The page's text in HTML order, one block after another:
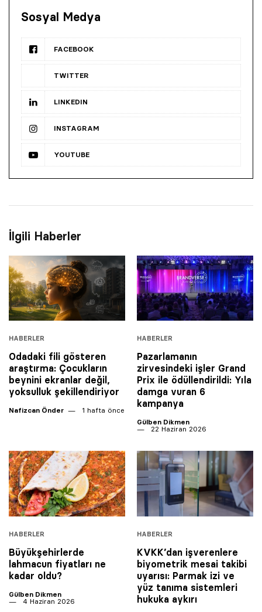
Sosyal Medya
FACEBOOK
TWITTER
LINKEDIN
INSTAGRAM
YOUTUBE
İlgili Haberler
HABERLER
Odadaki fili gösteren
araştırma: Çocukların
beynini ekranlar değil,
yoksulluk şekillendiriyor
Nafizcan Önder 1 hafta önce
HABERLER
Pazarlamanın
zirvesindeki işler Grand
Prix ile ödüllendirildi: Yıla
damga vuran 6
kampanya
Gülben Dikmen
22 Haziran 2026
HABERLER
Büyükşehirlerde
lahmacun fiyatları ne
kadar oldu?
Gülben Dikmen
4 Haziran 2026
HABERLER
KVKK’dan işverenlere
biyometrik mesai takibi
uyarısı: Parmak izi ve
yüz tanıma sistemleri
hukuka aykırı